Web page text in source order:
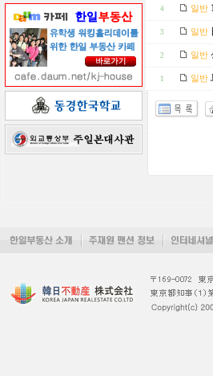
4 일반
3 일반
2 일반
1 일반